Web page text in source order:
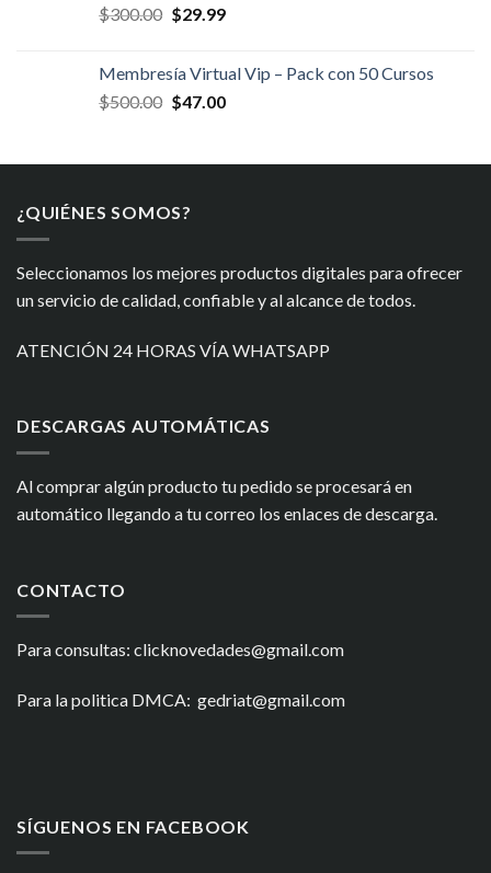
$400.00.$34.99.
$300.00 El
era:
$300.00.
$29.99El
es:
$29.99.
Membresía Virtual Vip – Pack con 50 Cursos
$500.00 El
era:
$47.00El
es:
¿QUIÉNES SOMOS?
Seleccionamos los mejores productos digitales para ofrecer
un servicio de calidad, confiable y al alcance de todos.
ATENCIÓN 24 HORAS VÍA WHATSAPP
DESCARGAS AUTOMÁTICAS
Al comprar algún producto tu pedido se procesará en
automático llegando a tu correo los enlaces de descarga.
CONTACTO
Para consultas: clicknovedades@gmail.com
Para la politica DMCA: gedriat@gmail.com
SÍGUENOS EN FACEBOOK